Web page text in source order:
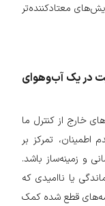
معتادکننده‌تر
در یک آب‌و‌هوای
خارج از کنترل ما
تمرکز بر
و زمینه‌ساز باشد.
یا ناامیدی که
قطع شده کمک